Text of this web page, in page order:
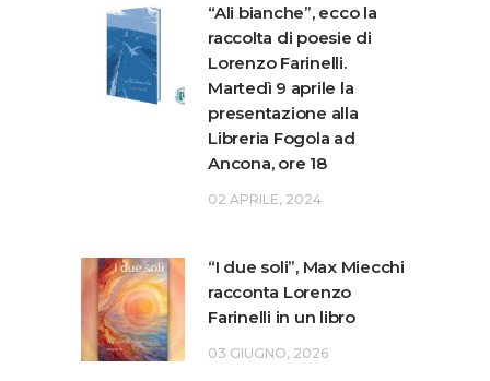
“Ali bianche”, ecco la
raccolta di poesie di
Lorenzo Farinelli.
Martedì 9 aprile la
presentazione alla
Libreria Fogola ad
Ancona, ore 18
02 APRILE, 2024
“I due soli”, Max Miecchi
racconta Lorenzo
Farinelli in un libro
03 GIUGNO, 2026